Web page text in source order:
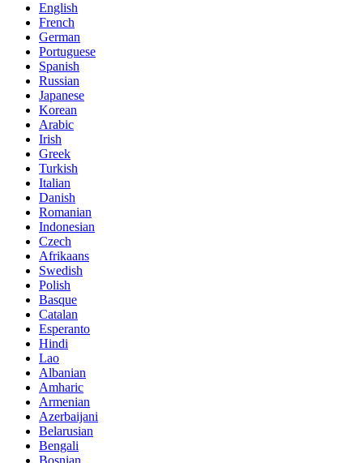
English
French
German
Portuguese
Spanish
Russian
Japanese
Korean
Arabic
Irish
Greek
Turkish
Italian
Danish
Romanian
Indonesian
Czech
Afrikaans
Swedish
Polish
Basque
Catalan
Esperanto
Hindi
Lao
Albanian
Amharic
Armenian
Azerbaijani
Belarusian
Bengali